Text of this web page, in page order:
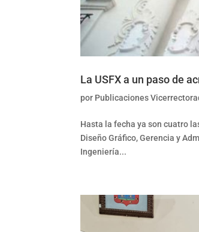
La USFX a un paso de
por Publicaciones
Hasta la fecha ya son cuatro
Diseño Gráfico, Gerencia y
Ingeniería...